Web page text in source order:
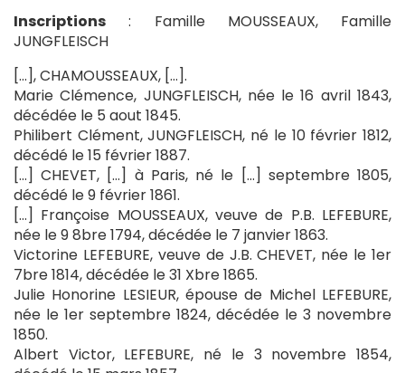
Inscriptions : Famille MOUSSEAUX, Famille
JUNGFLEISCH
[…], CHAMOUSSEAUX, […].
Marie Clémence, JUNGFLEISCH, née le 16 avril 1843,
décédée le 5 aout 1845.
Philibert Clément, JUNGFLEISCH, né le 10 février 1812,
décédé le 15 février 1887.
[…] CHEVET, […] à Paris, né le […] septembre 1805,
décédé le 9 février 1861.
[…] Françoise MOUSSEAUX, veuve de P.B. LEFEBURE,
née le 9 8bre 1794, décédée le 7 janvier 1863.
Victorine LEFEBURE, veuve de J.B. CHEVET, née le 1er
7bre 1814, décédée le 31 Xbre 1865.
Julie Honorine LESIEUR, épouse de Michel LEFEBURE,
née le 1er septembre 1824, décédée le 3 novembre
1850.
Albert Victor, LEFEBURE, né le 3 novembre 1854,